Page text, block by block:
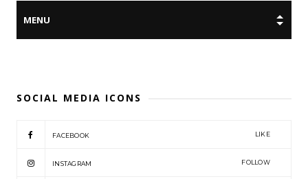
SOCIAL MEDIA ICONS
FACEBOOK LIKE
INSTAGRAM FOLLOW